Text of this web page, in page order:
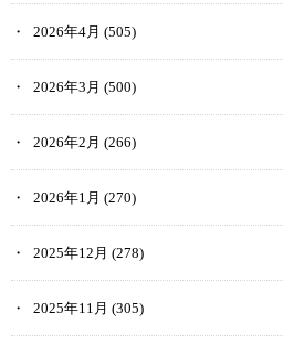
2026年4月 (505)
2026年3月 (500)
2026年2月 (266)
2026年1月 (270)
2025年12月 (278)
2025年11月 (305)